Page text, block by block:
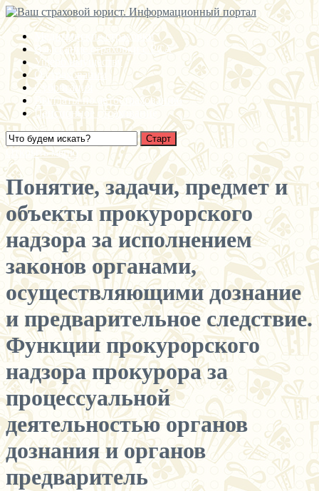
Медицинские страховки
Взыскание страховки с РСА
Ущерб имуществу
О страховании
Суброгация
Выплаты по автострахованию
Пенсионное страхование
Открыть меню
Понятие, задачи, предмет и
объекты прокурорского
надзора за исполнением
законов органами,
осуществляющими дознание
и предварительное следствие.
Функции прокурорского
надзора прокурора за
процессуальной
деятельностью органов
дознания и органов
предваритель